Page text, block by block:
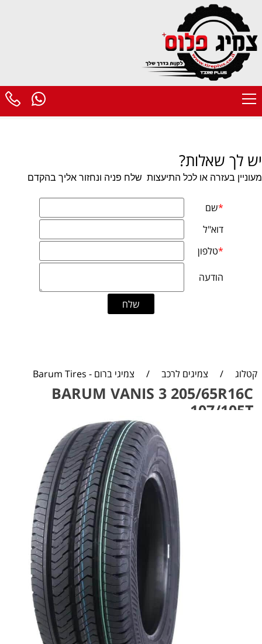
יש לך שאלות?
מעוניין בעזרה או לכל התיעצות שלח פניה ונחזור אליך בהקדם
קטלוג / צמיגים לרכב / צמיגי ברום - Barum Tires
BARUM VANIS 3 205/65R16C
107/105T